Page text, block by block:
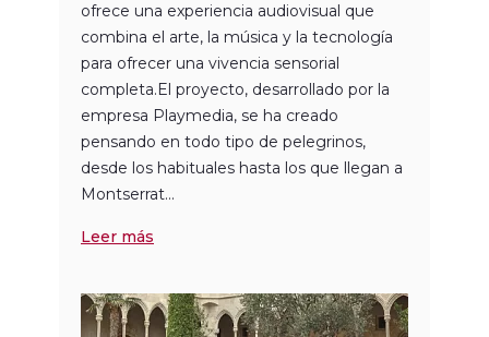
ofrece una experiencia audiovisual que
combina el arte, la música y la tecnología
para ofrecer una vivencia sensorial
completa.El proyecto, desarrollado por la
empresa Playmedia, se ha creado
pensando en todo tipo de pelegrinos,
desde los habituales hasta los que llegan a
Montserrat...
Leer más